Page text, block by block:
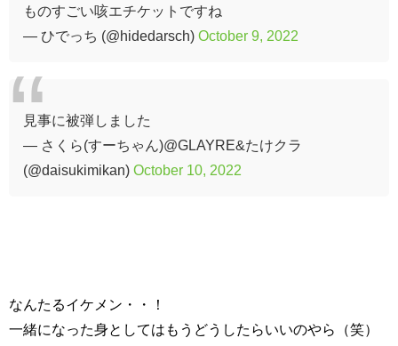
ものすごい咳エチケットですね
— ひでっち (@hidedarsch) October 9, 2022
見事に被弾しました
— さくら(すーちゃん)@GLAYRE&たけクラ
(@daisukimikan) October 10, 2022
なんたるイケメン・・！
一緒になった身としてはもうどうしたらいいのやら（笑）